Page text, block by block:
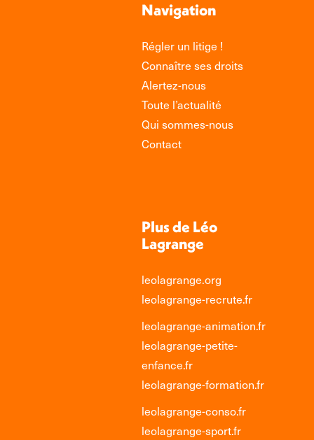
Navigation
Régler un litige !
Connaître ses droits
Alertez-nous
Toute l’actualité
Qui sommes-nous
Contact
Plus de Léo
Lagrange
leolagrange.org
leolagrange-recrute.fr
leolagrange-animation.fr
leolagrange-petite-
enfance.fr
leolagrange-formation.fr
leolagrange-conso.fr
leolagrange-sport.fr